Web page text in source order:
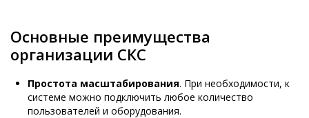
Основные преимущества
организации СКС
Простота масштабирования. При необходимости, к
системе можно подключить любое количество
пользователей и оборудования.